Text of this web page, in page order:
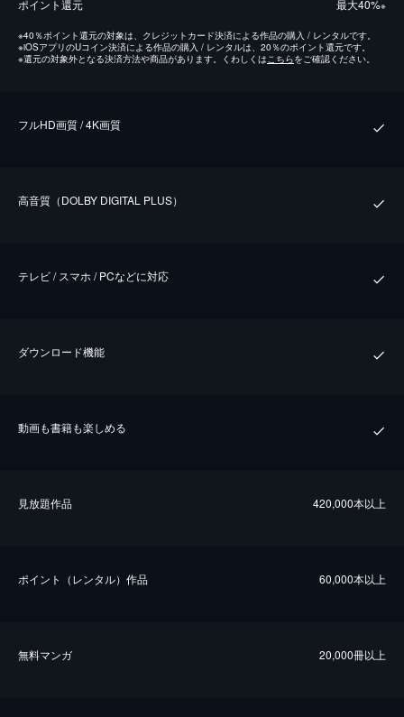
ポイント還元 最⼤40%※
※40％ポイント還元の対象は、クレジットカード決済による作品の購入 / レンタルです。
※iOSアプリのUコイン決済による作品の購入 / レンタルは、20％のポイント還元です。
※還元の対象外となる決済方法や商品があります。くわしくは こちらをご確認ください。
フルHD画質 / 4K画質
⾼⾳質（DOLBY DIGITAL PLUS）
テレビ / スマホ / PCなどに対応
ダウンロード機能
動画も書籍も楽しめる
⾒放題作品 420,000本以上
ポイント（レンタル）作品 60,000本以上
無料マンガ 20,000冊以上